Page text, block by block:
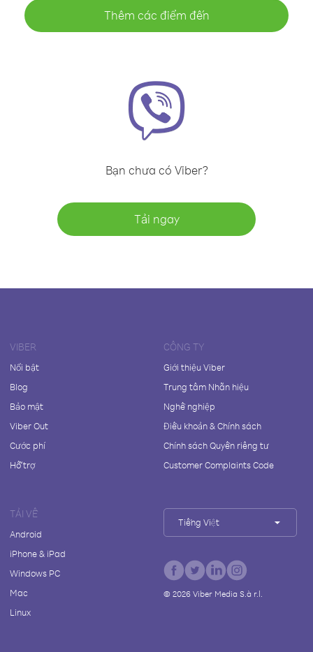
Thêm các điểm đến
Bạn chưa có Viber?
Tải ngay
VIBER
Nổi bật
Blog
Bảo mật
Viber Out
Cước phí
Hỗ trợ
CÔNG TY
Giới thiệu Viber
Trung tâm Nhãn hiệu
Nghề nghiệp
Điều khoản & Chính sách
Chính sách Quyền riêng tư
Customer Complaints Code
TẢI VỀ
Android
iPhone & iPad
Windows PC
Mac
Linux
Tiếng Việt
© 2026Viber Media S.à r.l.